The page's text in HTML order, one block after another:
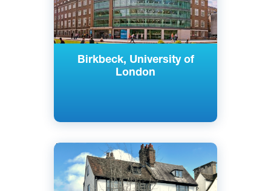
Birkbeck, University of
London
Английский
Кембридж, Лондон,
Великобритания
Частный